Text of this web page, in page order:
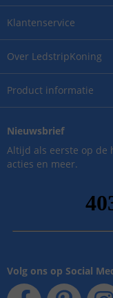
Over LedstripKoning
Product informatie
Klantenservice
Nieuwsbrief
Altijd als eerste op de
acties en meer.
Volg ons op Social